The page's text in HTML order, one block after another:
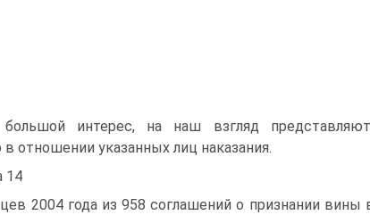
интерес, на наш взгляд
в отношении указанных лиц наказания.
14
2004 года из 958 соглашений о признании